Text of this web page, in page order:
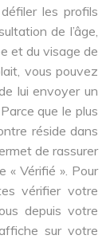
les profils
de l’âge,
et du visage de
vous pouvez
lui envoyer un
que le plus
réside dans
de rassurer
« Vérifié ». Pour
vérifier votre
depuis votre
sur votre